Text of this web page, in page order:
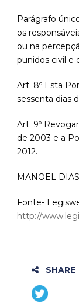
Parágrafo
os
ou na
punidos civil e
Art. 8º Esta
sessenta dias
Art. 9º
de 2003 e a
2012.
MANOEL DIAS
Fonte-
http://
SHARE